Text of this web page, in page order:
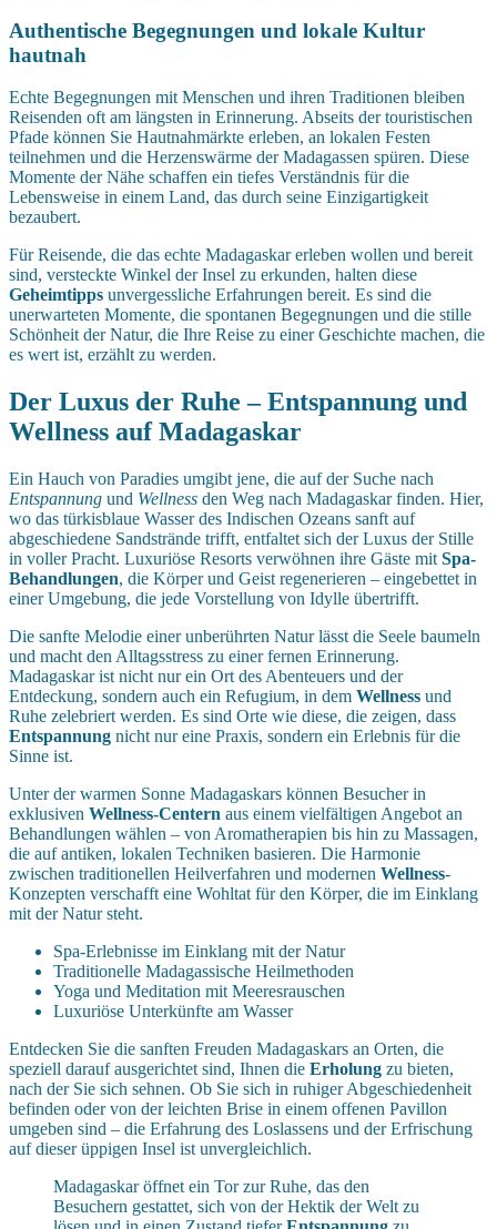
Authentische Begegnungen und lokale Kultur
hautnah
Echte Begegnungen mit Menschen und ihren Traditionen bleiben
Reisenden oft am längsten in Erinnerung. Abseits der touristischen
Pfade können Sie Hautnahmärkte erleben, an lokalen Festen
teilnehmen und die Herzenswärme der Madagassen spüren. Diese
Momente der Nähe schaffen ein tiefes Verständnis für die
Lebensweise in einem Land, das durch seine Einzigartigkeit
bezaubert.
Für Reisende, die das echte Madagaskar erleben wollen und bereit
sind, versteckte Winkel der Insel zu erkunden, halten diese
Geheimtipps unvergessliche Erfahrungen bereit. Es sind die
unerwarteten Momente, die spontanen Begegnungen und die stille
Schönheit der Natur, die Ihre Reise zu einer Geschichte machen, die
es wert ist, erzählt zu werden.
Der Luxus der Ruhe – Entspannung und
Wellness auf Madagaskar
Ein Hauch von Paradies umgibt jene, die auf der Suche nach
Entspannung und Wellness den Weg nach Madagaskar finden. Hier,
wo das türkisblaue Wasser des Indischen Ozeans sanft auf
abgeschiedene Sandstrände trifft, entfaltet sich der Luxus der Stille
in voller Pracht. Luxuriöse Resorts verwöhnen ihre Gäste mit Spa-
Behandlungen, die Körper und Geist regenerieren – eingebettet in
einer Umgebung, die jede Vorstellung von Idylle übertrifft.
Die sanfte Melodie einer unberührten Natur lässt die Seele baumeln
und macht den Alltagsstress zu einer fernen Erinnerung.
Madagaskar ist nicht nur ein Ort des Abenteuers und der
Entdeckung, sondern auch ein Refugium, in dem Wellness und
Ruhe zelebriert werden. Es sind Orte wie diese, die zeigen, dass
Entspannung nicht nur eine Praxis, sondern ein Erlebnis für die
Sinne ist.
Unter der warmen Sonne Madagaskars können Besucher in
exklusiven Wellness-Centern aus einem vielfältigen Angebot an
Behandlungen wählen – von Aromatherapien bis hin zu Massagen,
die auf antiken, lokalen Techniken basieren. Die Harmonie
zwischen traditionellen Heilverfahren und modernen Wellness-
Konzepten verschafft eine Wohltat für den Körper, die im Einklang
mit der Natur steht.
Spa-Erlebnisse im Einklang mit der Natur
Traditionelle Madagassische Heilmethoden
Yoga und Meditation mit Meeresrauschen
Luxuriöse Unterkünfte am Wasser
Entdecken Sie die sanften Freuden Madagaskars an Orten, die
speziell darauf ausgerichtet sind, Ihnen die Erholung zu bieten,
nach der Sie sich sehnen. Ob Sie sich in ruhiger Abgeschiedenheit
befinden oder von der leichten Brise in einem offenen Pavillon
umgeben sind – die Erfahrung des Loslassens und der Erfrischung
auf dieser üppigen Insel ist unvergleichlich.
Madagaskar öffnet ein Tor zur Ruhe, das den
Besuchern gestattet, sich von der Hektik der Welt zu